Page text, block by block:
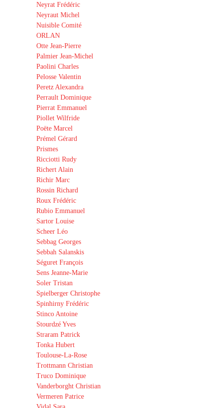
Neyrat Frédéric
Neyraut Michel
Nuisible Comité
ORLAN
Otte Jean-Pierre
Palmier Jean-Michel
Paolini Charles
Pelosse Valentin
Peretz Alexandra
Perrault Dominique
Pierrat Emmanuel
Piollet Wilfride
Poëte Marcel
Prémel Gérard
Prismes
Ricciotti Rudy
Richert Alain
Richir Marc
Rossin Richard
Roux Frédéric
Rubio Emmanuel
Sartor Louise
Scheer Léo
Sebbag Georges
Sebbah Salanskis
Séguret François
Sens Jeanne-Marie
Soler Tristan
Spielberger Christophe
Spinhirny Frédéric
Stinco Antoine
Stourdzé Yves
Straram Patrick
Tonka Hubert
Toulouse-La-Rose
Trottmann Christian
Truco Dominique
Vanderborght Christian
Vermeren Patrice